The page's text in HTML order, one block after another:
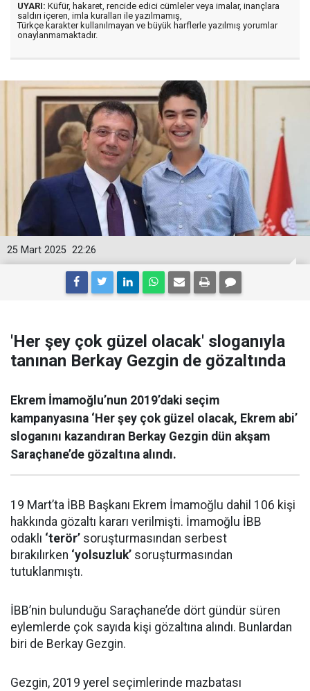
UYARI: Küfür, hakaret, rencide edici cümleler veya imalar, inançlara
saldırı içeren, imla kuralları ile yazılmamış,
Türkçe karakter kullanılmayan ve büyük harflerle yazılmış yorumlar
onaylanmamaktadır.
22:26
25 Mart 2025
'Her şey çok güzel olacak' sloganıyla
tanınan Berkay Gezgin de gözaltında
Ekrem İmamoğlu’nun 2019’daki seçim
kampanyasına ‘Her şey çok güzel olacak, Ekrem abi’
sloganını kazandıran Berkay Gezgin dün akşam
Saraçhane’de gözaltına alındı.
19 Mart’ta İBB Başkanı Ekrem İmamoğlu dahil 106 kişi
hakkında gözaltı kararı verilmişti. İmamoğlu İBB
odaklı ‘terör’ soruşturmasından serbest
bırakılırken ‘yolsuzluk’ soruşturmasından
tutuklanmıştı.
İBB’nin bulunduğu Saraçhane’de dört gündür süren
eylemlerde çok sayıda kişi gözaltına alındı. Bunlardan
biri de Berkay Gezgin.
Gezgin, 2019 yerel seçimlerinde mazbatası